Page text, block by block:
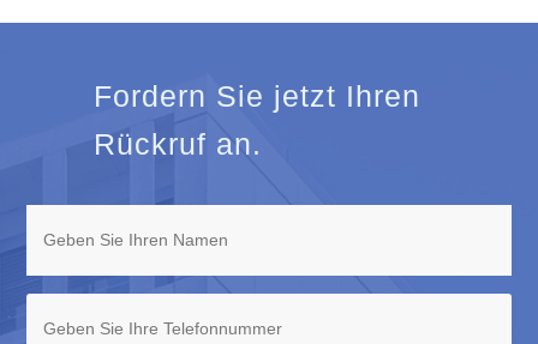
Fordern Sie jetzt Ihren
Rückruf an.